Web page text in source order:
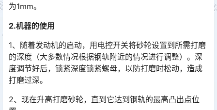
为1mm。
2.机器的使用
1、随着发动机的启动，用电控开关将砂轮设置到所需打磨
的深度（大多数情况根据钢轨附近的情况进行调整）。深
度调节好后，锁紧深度锁紧螺母，以防打磨时松动，造成
打磨过深。󠅅󠅃󠄵󠅂󠄪󠇖󠆨󠆨󠇕󠆞󠆒󠅬󠇘󠆭󠆘󠇙󠆝󠅵󠇗󠆭󠆁󠄐󠇗󠅹󠅸󠇖󠆍󠅳󠇖󠅹󠅰󠇖󠆌󠅹
2、现在升高打磨砂轮，直到它达到钢轨的最高凸出点位